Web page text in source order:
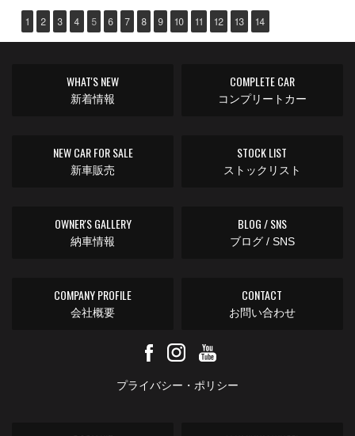
1 2 3 4 5 6 7 8 9 10 11 12 13 14
WHAT'S NEW
新着情報
COMPLETE CAR
コンプリートカー
NEW CAR FOR SALE
新車販売
STOCK LIST
ストックリスト
OWNER'S GALLERY
納車情報
BLOG / SNS
ブログ / SNS
COMPANY PROFILE
会社概要
CONTACT
お問い合わせ
プライバシー・ポリシー